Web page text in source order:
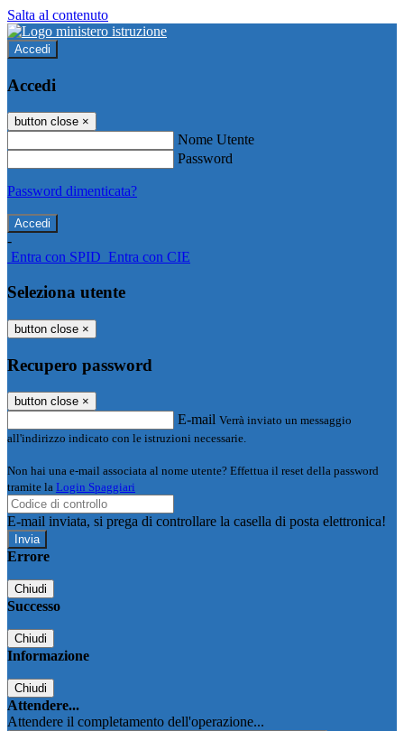
Salta al contenuto
Accedi
Accedi
button close ×
Nome Utente
Password
Password dimenticata?
-
Entra con SPID Entra con CIE
Seleziona utente
button close ×
Recupero password
button close ×
E-mail Verrà inviato un messaggio
all'indirizzo indicato con le istruzioni necessarie.
Non hai una e-mail associata al nome utente? Effettua il reset della password
tramite la Login Spaggiari
E-mail inviata, si prega di controllare la casella di posta elettronica!
Errore
Chiudi
Successo
Chiudi
Informazione
Chiudi
Attendere...
Attendere il completamento dell'operazione...